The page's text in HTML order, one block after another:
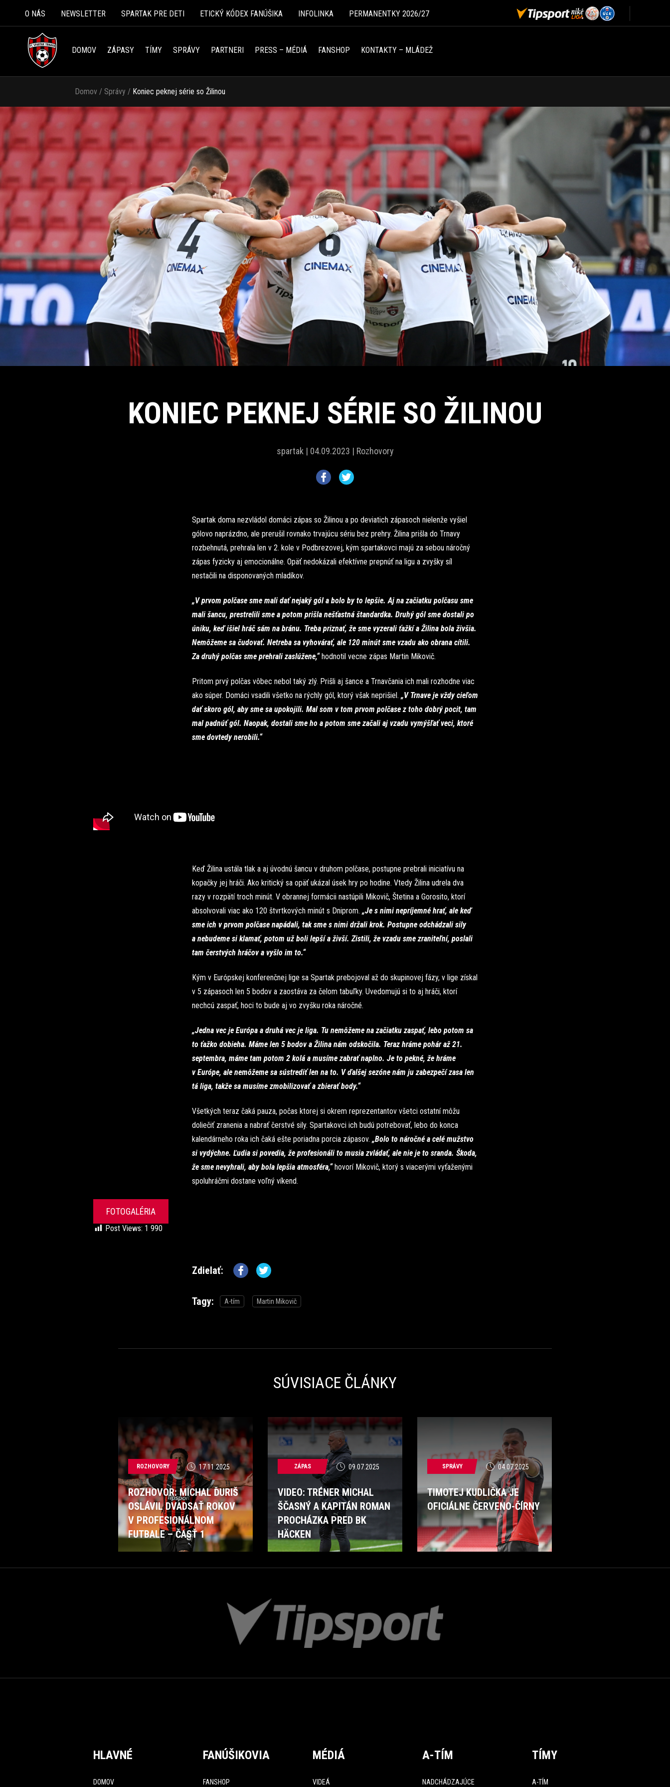
O NÁS NEWSLETTER SPARTAK PRE DETI ETICKÝ KÓDEX FANÚŠIKA INFOLINKA PERMANENTKY 2026/27
DOMOV ZÁPASY TÍMY SPRÁVY PARTNERI PRESS – MÉDIÁ FANSHOP KONTAKTY – MLÁDEŽ
Domov / Správy / Koniec peknej série so Žilinou
KONIEC PEKNEJ SÉRIE SO ŽILINOU
spartak | 04.09.2023 | Rozhovory
Spartak doma nezvládol domáci zápas so Žilinou a po deviatich zápasoch nielenže vyšiel
gólovo naprázdno, ale prerušil rovnako trvajúcu sériu bez prehry. Žilina prišla do Trnavy
rozbehnutá, prehrala len v 2. kole v Podbrezovej, kým spartakovci majú za sebou náročný
zápas fyzicky aj emocionálne. Opäť nedokázali efektívne prepnúť na ligu a zvyšky síl
nestačili na disponovaných mladíkov.
„V prvom polčase sme mali dať nejaký gól a bolo by to lepšie. Aj na začiatku polčasu sme
mali šancu, prestrelili sme a potom prišla nešťastná štandardka. Druhý gól sme dostali po
úniku, keď išiel hráč sám na bránu. Treba priznať, že sme vyzerali ťažkí a Žilina bola živšia.
Nemôžeme sa čudovať. Netreba sa vyhovárať, ale 120 minút sme vzadu ako obrana cítili.
Za druhý polčas sme prehrali zaslúžene,“hodnotil vecne zápas Martin Mikovič.
Pritom prvý polčas vôbec nebol taký zlý. Prišli aj šance a Trnavčania ich mali rozhodne viac
ako súper. Domáci vsadili všetko na rýchly gól, ktorý však neprišiel. „V Trnave je vždy cieľom
dať skoro gól, aby sme sa upokojili. Mal som v tom prvom polčase z toho dobrý pocit, tam
mal padnúť gól. Naopak, dostali sme ho a potom sme začali aj vzadu vymýšľať veci, ktoré
sme dovtedy nerobili.“
Keď Žilina ustála tlak a aj úvodnú šancu v druhom polčase, postupne prebrali iniciatívu na
kopačky jej hráči. Ako kritický sa opäť ukázal úsek hry po hodine. Vtedy Žilina udrela dva
razy v rozpätí troch minút. V obrannej formácii nastúpili Mikovič, Štetina a Gorosito, ktorí
absolvovali viac ako 120 štvrtkových minút s Dniprom. „Je s nimi nepríjemné hrať, ale keď
sme ich v prvom polčase napádali, tak sme s nimi držali krok. Postupne odchádzali sily
a nebudeme si klamať, potom už boli lepší a živší. Zistili, že vzadu sme zraniteľní, poslali
tam čerstvých hráčov a vyšlo im to.“
Kým v Európskej konferenčnej lige sa Spartak prebojoval až do skupinovej fázy, v lige získal
v 5 zápasoch len 5 bodov a zaostáva za čelom tabuľky. Uvedomujú si to aj hráči, ktorí
nechcú zaspať, hoci to bude aj vo zvyšku roka náročné.
„Jedna vec je Európa a druhá vec je liga. Tu nemôžeme na začiatku zaspať, lebo potom sa
to ťažko dobieha. Máme len 5 bodov a Žilina nám odskočila. Teraz hráme pohár až 21.
septembra, máme tam potom 2 kolá a musíme zabrať naplno. Je to pekné, že hráme
v Európe, ale nemôžeme sa sústrediť len na to. V ďalšej sezóne nám ju zabezpečí zasa len
tá liga, takže sa musíme zmobilizovať a zbierať body.“
Všetkých teraz čaká pauza, počas ktorej si okrem reprezentantov všetci ostatní môžu
doliečiť zranenia a nabrať čerstvé sily. Spartakovci ich budú potrebovať, lebo do konca
kalendárneho roka ich čaká ešte poriadna porcia zápasov. „Bolo to náročné a celé mužstvo
si vydýchne. Ľudia si povedia, že profesionáli to musia zvládať, ale nie je to sranda. Škoda,
že sme nevyhrali, aby bola lepšia atmosféra,“hovorí Mikovič, ktorý s viacerými vyťaženými
spoluhráčmi dostane voľný víkend.
FOTOGALÉRIA
Post Views: 1 990
Zdielať:
Tagy: A-tím Martin Mikovič
SÚVISIACE ČLÁNKY
ROZHOVORY 17.11.2025
ROZHOVOR: MICHAL ĎURIŠ
OSLÁVIL DVADSAŤ ROKOV
V PROFESIONÁLNOM
FUTBALE – ČASŤ 1
ZÁPAS 09.07.2025
VIDEO: TRÉNER MICHAL
ŠČASNÝ A KAPITÁN ROMAN
PROCHÁZKA PRED BK
HÄCKEN
SPRÁVY 04.07.2025
TIMOTEJ KUDLIČKA JE
OFICIÁLNE ČERVENO-ČÍRNY
HLAVNÉ
DOMOV
FANÚŠIKOVIA
FANSHOP
MÉDIÁ
VIDEÁ
A-TÍM
NADCHÁDZAJÚCE
TÍMY
A-TÍM